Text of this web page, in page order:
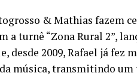
& Mathias fazem
a turnê “Zona Rural 2”,
desde 2009, Rafael já fez
música, transmitindo